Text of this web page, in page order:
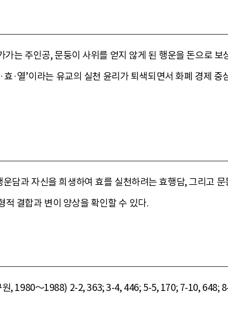
가는 주인공, 문둥이 사위를 얻지 않게 된 행운을 돈으로
효·열’이라는 유교의 실천 윤리가 퇴색되면서 화폐 경제
담과 자신을 희생하여 효를 실천하려는 효행담, 그리고
결합과 변이 양상을 확인할 수 있다.
, 1980～1988) 2-2, 363; 3-4, 446; 5-5, 170; 7-10, 648;